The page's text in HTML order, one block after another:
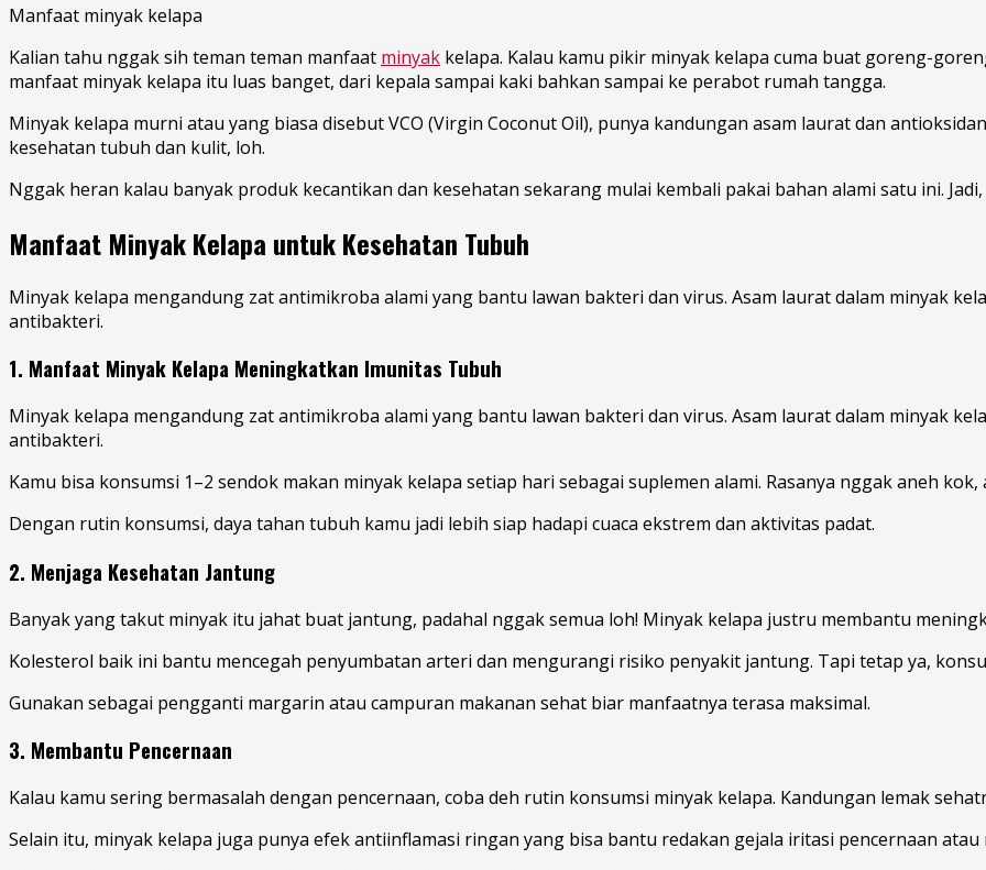
Manfaat minyak kelapa
Kalian tahu nggak sih teman teman manfaat minyak kelapa. Kalau kamu pikir minyak kelapa cuma buat goreng-
manfaat minyak kelapa itu luas banget, dari kepala sampai kaki bahkan sampai ke perabot rumah tangga.
Minyak kelapa murni atau yang biasa disebut VCO (Virgin Coconut Oil), punya kandungan asam laurat dan
kesehatan tubuh dan kulit, loh.
Nggak heran kalau banyak produk kecantikan dan kesehatan sekarang mulai kembali pakai bahan alami satu ini.
Manfaat Minyak Kelapa untuk Kesehatan Tubuh
Minyak kelapa mengandung zat antimikroba alami yang bantu lawan bakteri dan virus. Asam laurat dalam minyak
antibakteri.
1. Manfaat Minyak Kelapa Meningkatkan Imunitas Tubuh
Minyak kelapa mengandung zat antimikroba alami yang bantu lawan bakteri dan virus. Asam laurat dalam minyak
antibakteri.
Kamu bisa konsumsi 1–2 sendok makan minyak kelapa setiap hari sebagai suplemen alami. Rasanya nggak aneh
Dengan rutin konsumsi, daya tahan tubuh kamu jadi lebih siap hadapi cuaca ekstrem dan aktivitas padat.
2. Menjaga Kesehatan Jantung
Banyak yang takut minyak itu jahat buat jantung, padahal nggak semua loh! Minyak kelapa justru membantu
Kolesterol baik ini bantu mencegah penyumbatan arteri dan mengurangi risiko penyakit jantung. Tapi tetap ya,
Gunakan sebagai pengganti margarin atau campuran makanan sehat biar manfaatnya terasa maksimal.
3. Membantu Pencernaan
Kalau kamu sering bermasalah dengan pencernaan, coba deh rutin konsumsi minyak kelapa. Kandungan lemak
Selain itu, minyak kelapa juga punya efek antiinflamasi ringan yang bisa bantu redakan gejala iritasi pencernaan atau